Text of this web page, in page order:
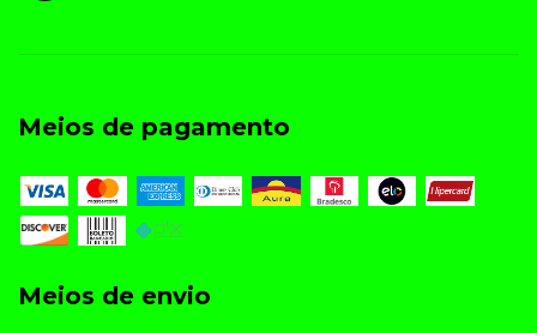
Meios de pagamento
Meios de envio